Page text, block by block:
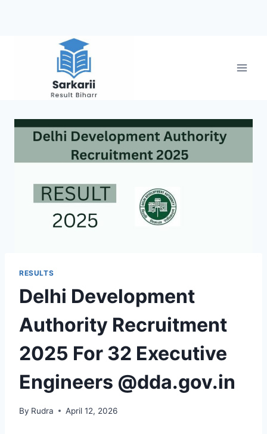
RESULTS
Delhi Development
Authority Recruitment
2025 For 32 Executive
Engineers @dda.gov.in
By Rudra April 12, 2026